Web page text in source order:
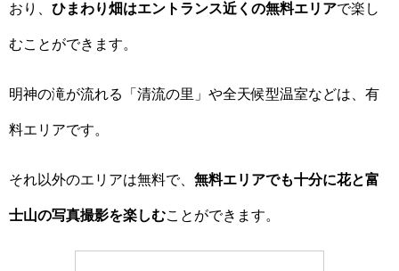
おり、 ひまわり畑はエントランス近くの無料エリアで楽し
むことができます。
明神の滝が流れる「清流の里」や全天候型温室などは、有
料エリアです。
それ以外のエリアは無料で、 無料エリアでも十分に花と富
士山の写真撮影を楽しむことができます。